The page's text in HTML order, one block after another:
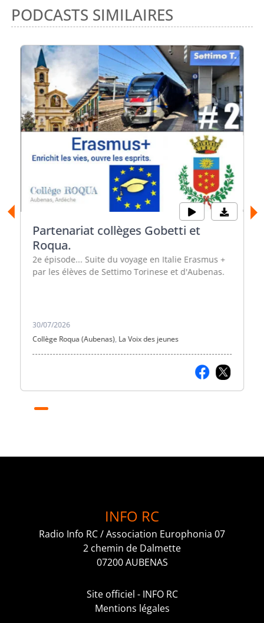
PODCASTS SIMILAIRES
Partenariat collèges Gobetti et
Roqua.
2e épisode... Suite du voyage en Italie Erasmus +
par les élèves de Settimo Torinese et d'Aubenas.
30/07/2026
Collège Roqua (Aubenas), La Voix des jeunes
INFO RC
Radio Info RC / Association Europhonia 07
2 chemin de Dalmette
07200 AUBENAS
Site officiel - INFO RC
Mentions légales